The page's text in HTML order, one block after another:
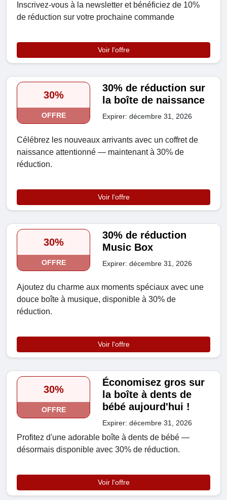
Inscrivez-vous à la newsletter et bénéficiez de 10%
de réduction sur votre prochaine commande
Voir l'offre
30%
OFFRE
30% de réduction sur
la boîte de naissance
Expirer: décembre 31, 2026
Célébrez les nouveaux arrivants avec un coffret de
naissance attentionné — maintenant à 30% de
réduction.
Voir l'offre
30%
OFFRE
30% de réduction
Music Box
Expirer: décembre 31, 2026
Ajoutez du charme aux moments spéciaux avec une
douce boîte à musique, disponible à 30% de
réduction.
Voir l'offre
30%
OFFRE
Économisez gros sur
la boîte à dents de
bébé aujourd'hui !
Expirer: décembre 31, 2026
Profitez d'une adorable boîte à dents de bébé —
désormais disponible avec 30% de réduction.
Voir l'offre